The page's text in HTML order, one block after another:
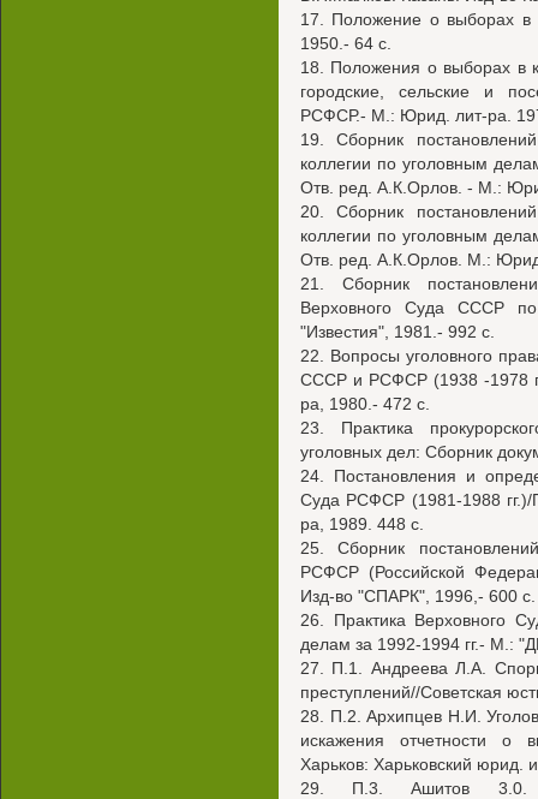
17. Положение о выборах
1950.- 64 с.
18. Положения о выборах в
городские, сельские и
РСФСР.- М.: Юрид. лит-ра.
19. Сборник
коллегии по уголовным
Отв. ред. А.К.Орлов. - М.:
20. Сборник
коллегии по уголовным
Отв. ред. А.К.Орлов. М.:
21. Сборник
Верховного Суда СССР
"Известия", 1981.- 992 с.
22. Вопросы уголовного
СССР и РСФСР (1938 -1978
ра, 1980.- 472 с.
23. Практика
уголовных дел: Сборник
24. Постановления и
Суда РСФСР (1981-1988
ра, 1989. 448 с.
25. Сборник
РСФСР (Российской
Изд-во "СПАРК", 1996,- 600 с.
26. Практика Верховного
делам за 1992-1994 гг.- М.:
27. П.1. Андреева Л.А.
преступлений//Советская
28. П.2. Архипцев Н.И.
искажения отчетности о
Харьков: Харьковский юрид.
29. П.3. Ашитов 3.0.